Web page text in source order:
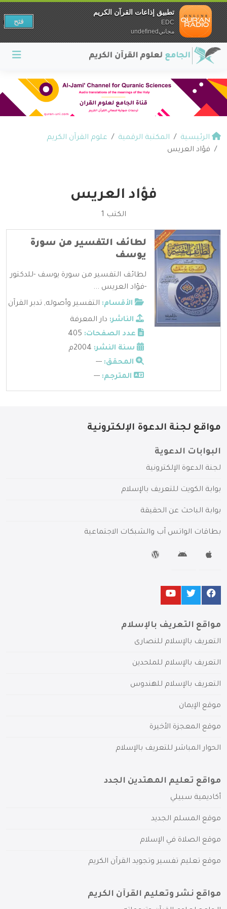
الرئيسية المكتبة الرقمية
علوم القرآن الكريم
فؤاد العريس
فؤاد العريس
الكتب 1
لطائف التفسير من سورة
يوسف
لطائف التفسير من سورة يوسف -للدكتور
-فؤاد العريس ...
الأقسام: التفسير وأصوله, تدبر القرآن
الناشر: دار المعرفة
عدد الصفحات:
سنة النشر:
المحقق: ---
المترجم: ---
مواقع لجنة الدعوة الإلكترونية
البوابات الدعوية
لجنة الدعوة الإلكترونية
بوابة الكويت للتعريف بالإسلام
بوابة الباحث عن الحقيقة
بطاقات الواتس آب والشبكات الاجتماعية
مواقع التعريف بالإسلام
التعريف بالإسلام للنصارى
التعريف بالإسلام للملحدين
التعريف بالإسلام للهندوس
موقع الإيمان
موقع المعجزة الأخيرة
الحوار المباشر للتعريف بالإسلام
مواقع تعليم المهتدين الجدد
أكاديمية سبيلي
موقع المسلم الجديد
موقع الصلاة في الإسلام
موقع تعليم تفسير وتجويد القرآن الكريم
مواقع نشر وتعليم القرآن الكريم
تطبيق إذاعات القرآن الكريم
EDC
مجانيundefined
فتح